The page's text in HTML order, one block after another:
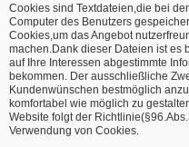
Cookies sind Textdateien,die bei
Computer des Benutzers
Cookies,um das Angebot
machen.Dank dieser Dateien ist es
auf Ihre Interessen abgestimmte
bekommen. Der ausschließliche
Kundenwünschen bestmöglich
komfortabel wie möglich zu
Website folgt der
Verwendung von Cookies.